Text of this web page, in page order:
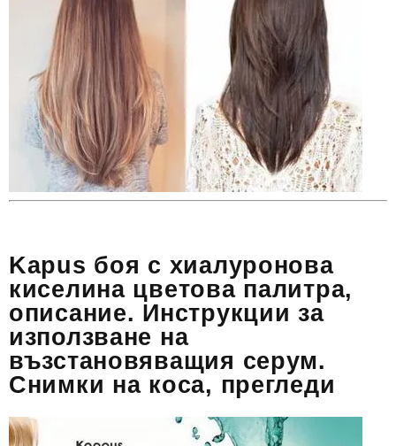
Kapus боя с хиалуронова
киселина цветова палитра,
описание. Инструкции за
използване на
възстановяващия серум.
Снимки на коса, прегледи